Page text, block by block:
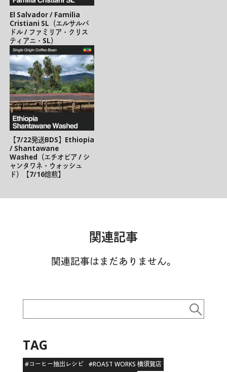
El Salvador / Familia
Cristiani SL（エルサルバ
ドル / ファミリア・クリス
ティアニ・SL）
【7/22発送BDS】Ethiopia
/ Shantawane
Washed（エチオピア / シ
ャンタワネ・ウォッシュ
ド）【7/16焙煎】
関連記事
関連記事はまだありません。
TAG
#コーヒー抽出レシピ #ROAST WORKS 横須賀店